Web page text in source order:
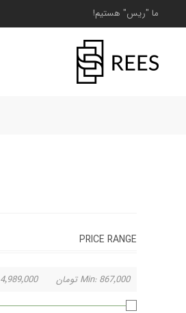
ما "ریس" هستیم!
PRICE RANGE
Min: 867٬000 تومان 4٬989٬000 تومان